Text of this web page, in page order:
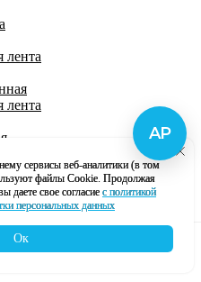
лента
лента
лента
лента
сервисы веб-аналитики (в том
файлы Cookie. Продолжая
даете свое согласие с политикой
персональных данных
Ок